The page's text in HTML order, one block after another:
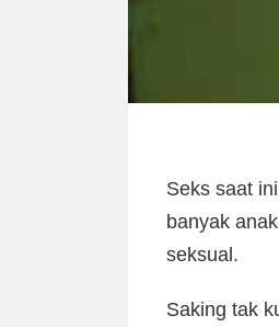
Seks saat
banyak
seksual.
Saking tak